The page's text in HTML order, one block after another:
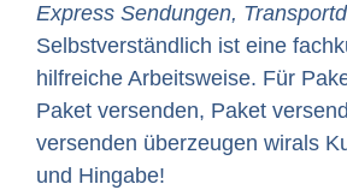
Express Sendungen,
Selbstverständlich ist eine
hilfreiche Arbeitsweise. Für
Paket versenden, Paket
versenden überzeugen wirals
und Hingabe!